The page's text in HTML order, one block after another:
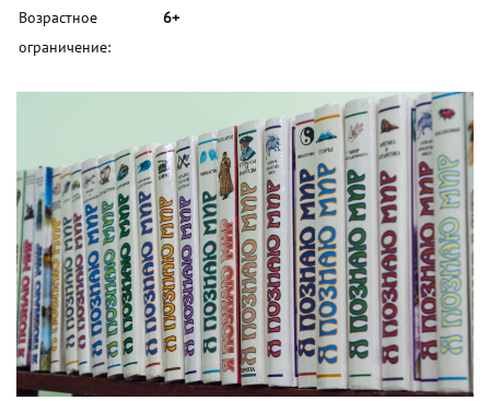
Возрастное
ограничение:
6+